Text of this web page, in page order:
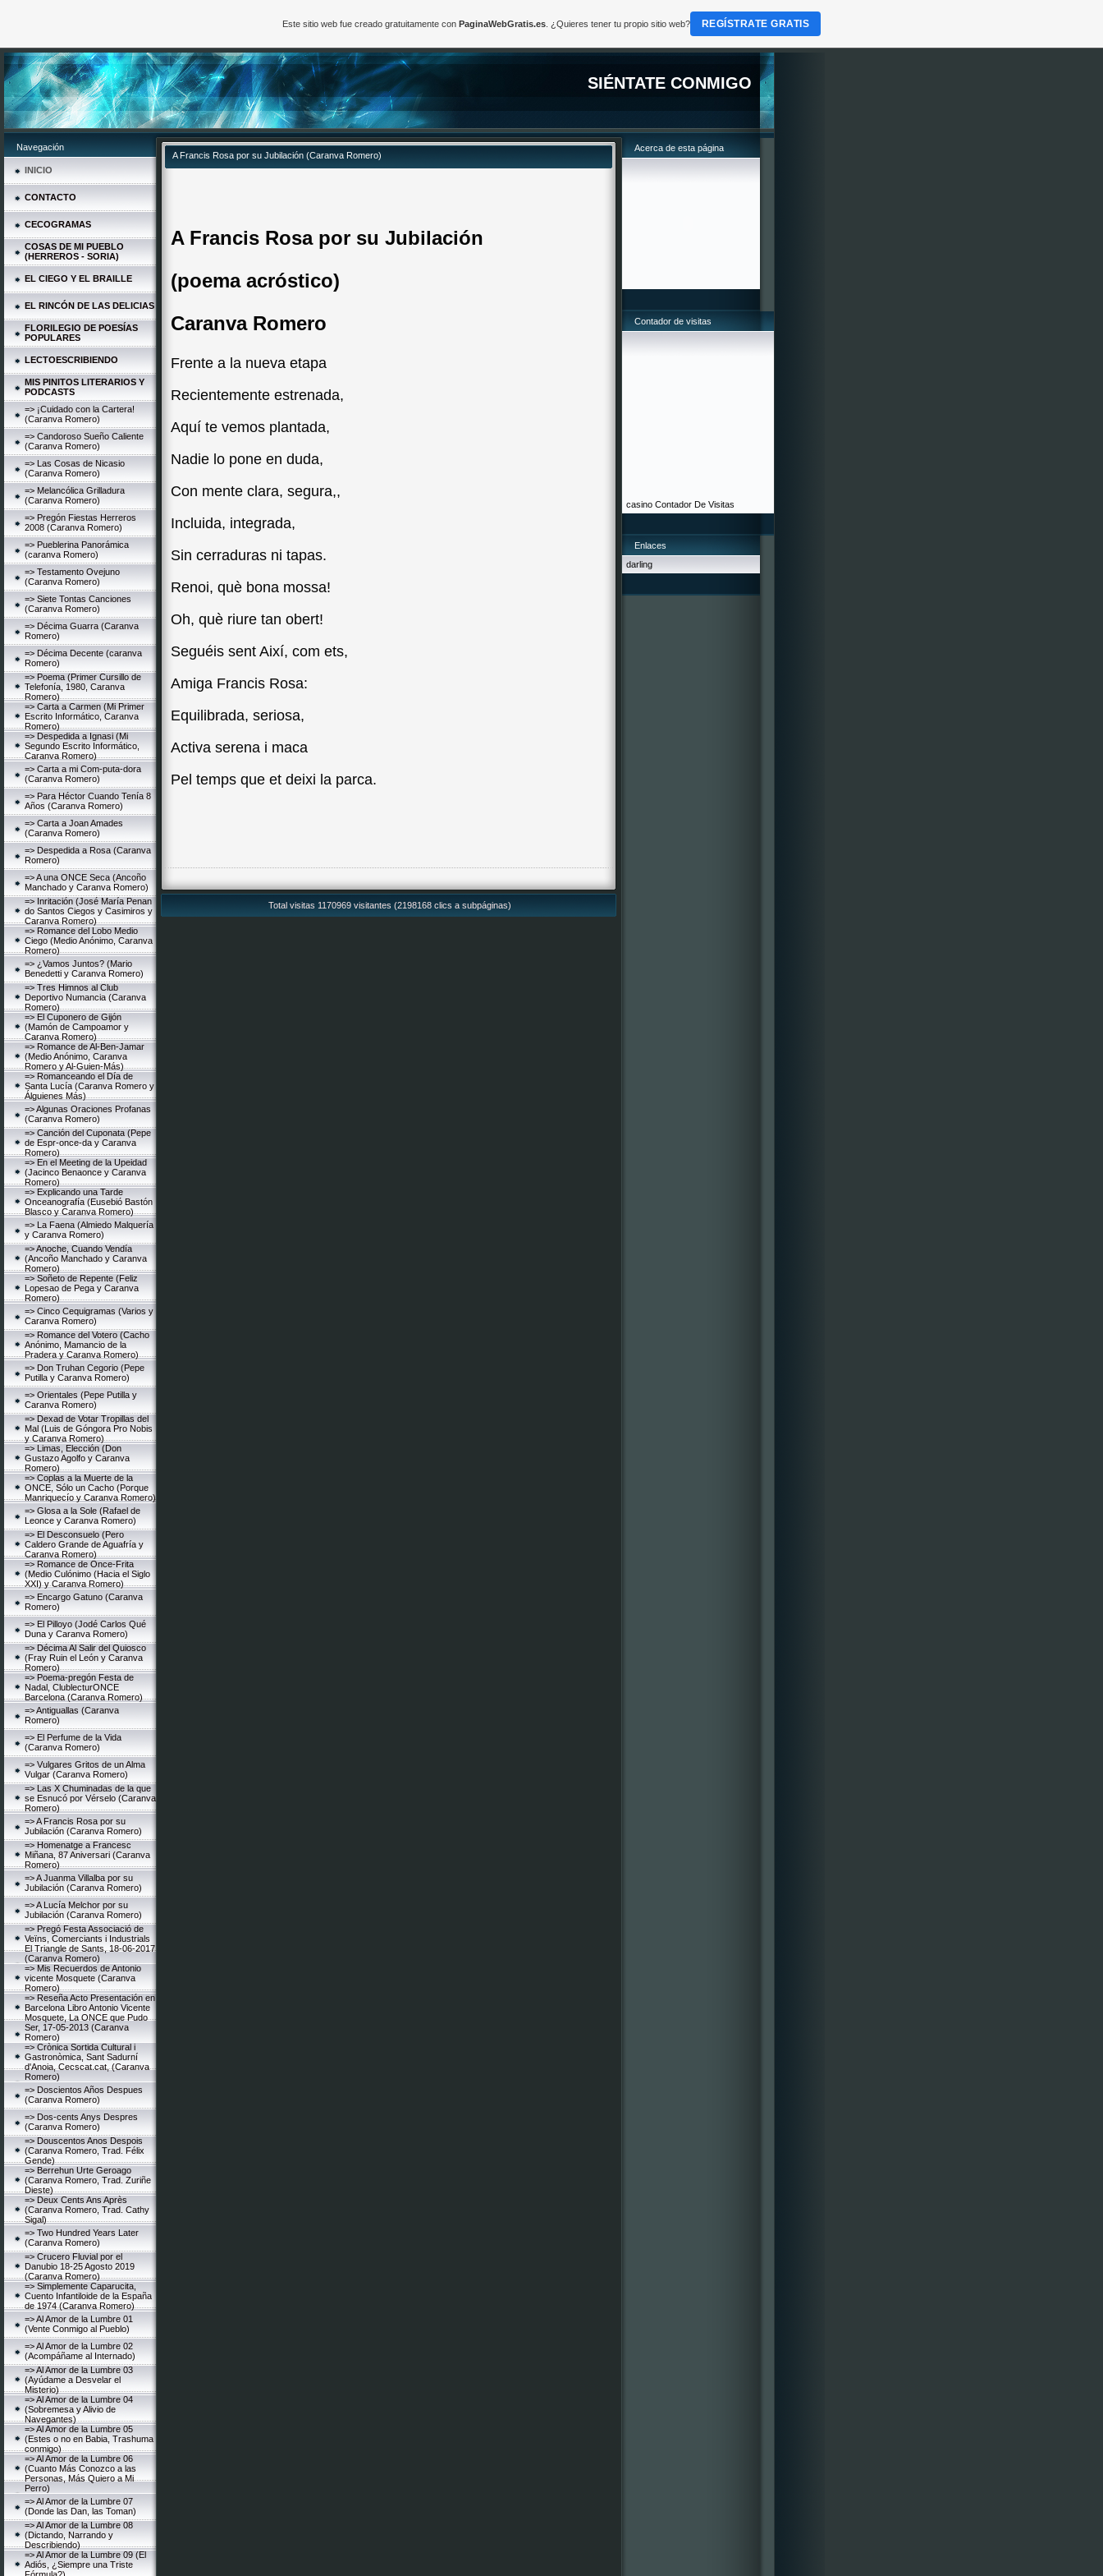
SIÉNTATE CONMIGO
Navegación
INICIO
CONTACTO
CECOGRAMAS
COSAS DE MI PUEBLO
(HERREROS - SORIA)
EL CIEGO Y EL BRAILLE
EL RINCÓN DE LAS DELICIAS
FLORILEGIO DE POESÍAS
POPULARES
LECTOESCRIBIENDO
MIS PINITOS LITERARIOS Y
PODCASTS
=> ¡Cuidado con la Cartera!
(Caranva Romero)
=> Candoroso Sueño Caliente
(Caranva Romero)
=> Las Cosas de Nicasio
(Caranva Romero)
=> Melancólica Grilladura
(Caranva Romero)
=> Pregón Fiestas Herreros
2008 (Caranva Romero)
=> Pueblerina Panorámica
(caranva Romero)
=> Testamento Ovejuno
(Caranva Romero)
=> Siete Tontas Canciones
(Caranva Romero)
=> Décima Guarra (Caranva
Romero)
=> Décima Decente (caranva
Romero)
=> Poema (Primer Cursillo de
Telefonía, 1980, Caranva
Romero)
=> Carta a Carmen (Mi Primer
Escrito Informático, Caranva
Romero)
=> Despedida a Ignasi (Mi
Segundo Escrito Informático,
Caranva Romero)
=> Carta a mi Com-puta-dora
(Caranva Romero)
=> Para Héctor Cuando Tenía 8
Años (Caranva Romero)
=> Carta a Joan Amades
(Caranva Romero)
=> Despedida a Rosa (Caranva
Romero)
=> A una ONCE Seca (Ancoño
Manchado y Caranva Romero)
=> Inritación (José María Penan
do Santos Ciegos y Casimiros y
Caranva Romero)
=> Romance del Lobo Medio
Ciego (Medio Anónimo, Caranva
Romero)
=> ¿Vamos Juntos? (Mario
Benedetti y Caranva Romero)
=> Tres Himnos al Club
Deportivo Numancia (Caranva
Romero)
=> El Cuponero de Gijón
(Mamón de Campoamor y
Caranva Romero)
=> Romance de Al-Ben-Jamar
(Medio Anónimo, Caranva
Romero y Al-Guien-Más)
=> Romanceando el Día de
Santa Lucía (Caranva Romero y
Álguienes Más)
=> Algunas Oraciones Profanas
(Caranva Romero)
=> Canción del Cuponata (Pepe
de Espr-once-da y Caranva
Romero)
=> En el Meeting de la Upeidad
(Jacinco Benaonce y Caranva
Romero)
=> Explicando una Tarde
Onceanografía (Eusebió Bastón
Blasco y Caranva Romero)
=> La Faena (Almiedo Malquería
y Caranva Romero)
=> Anoche, Cuando Vendía
(Ancoño Manchado y Caranva
Romero)
=> Soñeto de Repente (Feliz
Lopesao de Pega y Caranva
Romero)
=> Cinco Cequigramas (Varios y
Caranva Romero)
=> Romance del Votero (Cacho
Anónimo, Mamancio de la
Pradera y Caranva Romero)
=> Don Truhan Cegorio (Pepe
Putilla y Caranva Romero)
=> Orientales (Pepe Putilla y
Caranva Romero)
=> Dexad de Votar Tropillas del
Mal (Luis de Góngora Pro Nobis
y Caranva Romero)
=> Limas, Elección (Don
Gustazo Agolfo y Caranva
Romero)
=> Coplas a la Muerte de la
ONCE, Sólo un Cacho (Porque
Manriquecío y Caranva Romero)
=> Glosa a la Sole (Rafael de
Leonce y Caranva Romero)
=> El Desconsuelo (Pero
Caldero Grande de Aguafría y
Caranva Romero)
=> Romance de Once-Frita
(Medio Culónimo (Hacia el Siglo
XXI) y Caranva Romero)
=> Encargo Gatuno (Caranva
Romero)
=> El Pilloyo (Jodé Carlos Qué
Duna y Caranva Romero)
=> Décima Al Salir del Quiosco
(Fray Ruin el León y Caranva
Romero)
=> Poema-pregón Festa de
Nadal, ClublecturONCE
Barcelona (Caranva Romero)
=> Antiguallas (Caranva
Romero)
=> El Perfume de la Vida
(Caranva Romero)
=> Vulgares Gritos de un Alma
Vulgar (Caranva Romero)
=> Las X Chuminadas de la que
se Esnucó por Vérselo (Caranva
Romero)
=> A Francis Rosa por su
Jubilación (Caranva Romero)
=> Homenatge a Francesc
Miñana, 87 Aniversari (Caranva
Romero)
=> A Juanma Villalba por su
Jubilación (Caranva Romero)
=> A Lucía Melchor por su
Jubilación (Caranva Romero)
=> Pregó Festa Associació de
Veïns, Comerciants i Industrials
El Triangle de Sants, 18-06-2017
(Caranva Romero)
=> Mis Recuerdos de Antonio
vicente Mosquete (Caranva
Romero)
=> Reseña Acto Presentación en
Barcelona Libro Antonio Vicente
Mosquete, La ONCE que Pudo
Ser, 17-05-2013 (Caranva
Romero)
=> Crònica Sortida Cultural i
Gastronòmica, Sant Sadurní
d'Anoia, Cecscat.cat, (Caranva
Romero)
=> Doscientos Años Despues
(Caranva Romero)
=> Dos-cents Anys Despres
(Caranva Romero)
=> Douscentos Anos Despois
(Caranva Romero, Trad. Félix
Gende)
=> Berrehun Urte Geroago
(Caranva Romero, Trad. Zuriñe
Dieste)
=> Deux Cents Ans Après
(Caranva Romero, Trad. Cathy
Sigal)
=> Two Hundred Years Later
(Caranva Romero)
=> Crucero Fluvial por el
Danubio 18-25 Agosto 2019
(Caranva Romero)
=> Simplemente Caparucita,
Cuento Infantiloide de la España
de 1974 (Caranva Romero)
=> Al Amor de la Lumbre 01
(Vente Conmigo al Pueblo)
=> Al Amor de la Lumbre 02
(Acompáñame al Internado)
=> Al Amor de la Lumbre 03
(Ayúdame a Desvelar el
Misterio)
=> Al Amor de la Lumbre 04
(Sobremesa y Alivio de
Navegantes)
=> Al Amor de la Lumbre 05
(Estes o no en Babia, Trashuma
conmigo)
=> Al Amor de la Lumbre 06
(Cuanto Más Conozco a las
Personas, Más Quiero a Mi
Perro)
=> Al Amor de la Lumbre 07
(Donde las Dan, las Toman)
=> Al Amor de la Lumbre 08
(Dictando, Narrando y
Describiendo)
=> Al Amor de la Lumbre 09 (El
Adiós, ¿Siempre una Triste
A Francis Rosa por su Jubilación (Caranva Romero)
A Francis Rosa por su Jubilación
(poema acróstico)
Caranva Romero
Frente a la nueva etapa
Recientemente estrenada,
Aquí te vemos plantada,
Nadie lo pone en duda,
Con mente clara, segura,,
Incluida, integrada,
Sin cerraduras ni tapas.
Renoi, què bona mossa!
Oh, què riure tan obert!
Seguéis sent Així, com ets,
Amiga Francis Rosa:
Equilibrada, seriosa,
Activa serena i maca
Pel temps que et deixi la parca.
Total visitas 1170969 visitantes (2198168 clics a subpáginas)
Acerca de esta página
Contador de visitas
casino Contador De Visitas
Enlaces
darling
Este sitio web fue creado gratuitamente con PaginaWebGratis.es. ¿Quieres tener tu propio sitio web? REGÍSTRATE GRATIS